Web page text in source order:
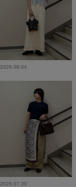
2026.08.04
2026.07.30